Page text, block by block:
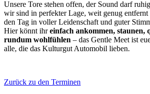
Unsere Tore stehen offen, der Sound darf
wir sind in perfekter Lage, weit genug
den Tag in voller Leidenschaft und guter
Hier könnt ihreinfach ankommen, staunen,
rundum wohlfühlen – das Gentle Meet ist
alle, die das Kulturgut Automobil lieben.
Zurück zu den Terminen